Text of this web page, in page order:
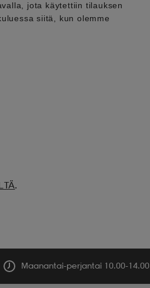
jota käytettiin tilauksen
siitä, kun olemme
.
Maanantai-perjantai 10.00-14.00